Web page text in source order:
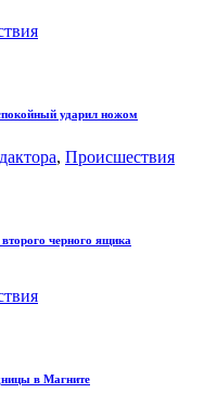
ударил ножом
, Происшествия
черного ящика
в Магните